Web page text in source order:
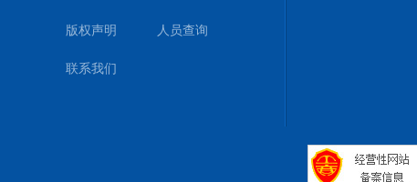
版权声明 人员查询
联系我们